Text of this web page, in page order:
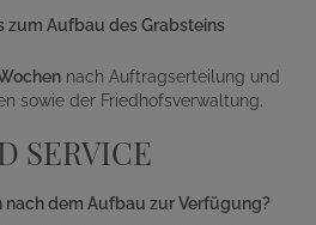
zum Aufbau des Grabsteins
nach Auftragserteilung und
sowie der Friedhofsverwaltung.
SERVICE
nach dem Aufbau zur Verfügung?